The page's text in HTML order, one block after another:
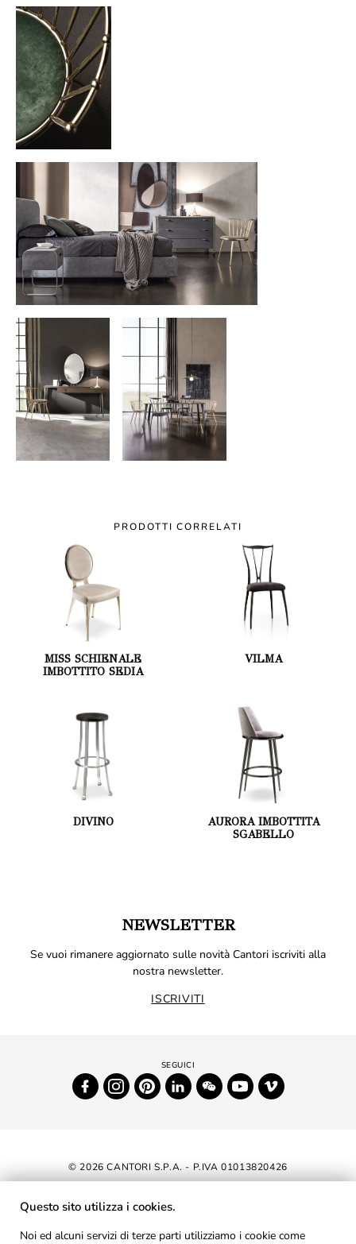
PRODOTTI CORRELATI
MISS SCHIENALE
IMBOTTITO SEDIA
VILMA
DIVINO
AURORA IMBOTTITA
SGABELLO
NEWSLETTER
Se vuoi rimanere aggiornato sulle novità Cantori iscriviti alla
nostra newsletter.
ISCRIVITI
© 2026 CANTORI S.P.A. - P.IVA 01013820426
DICHIARAZIONE DI ACCESSIBILITÀ
Questo sito utilizza i cookies.
Noi ed alcuni servizi di terze parti utilizziamo i cookie come